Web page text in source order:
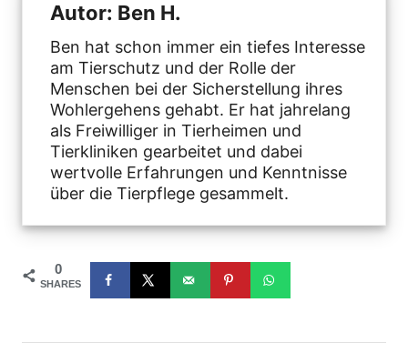
Autor: Ben H.
Ben hat schon immer ein tiefes Interesse
am Tierschutz und der Rolle der
Menschen bei der Sicherstellung ihres
Wohlergehens gehabt. Er hat jahrelang
als Freiwilliger in Tierheimen und
Tierkliniken gearbeitet und dabei
wertvolle Erfahrungen und Kenntnisse
über die Tierpflege gesammelt.
0
SHARES